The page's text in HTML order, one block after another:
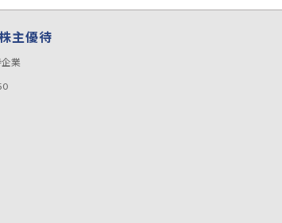
主優待
業